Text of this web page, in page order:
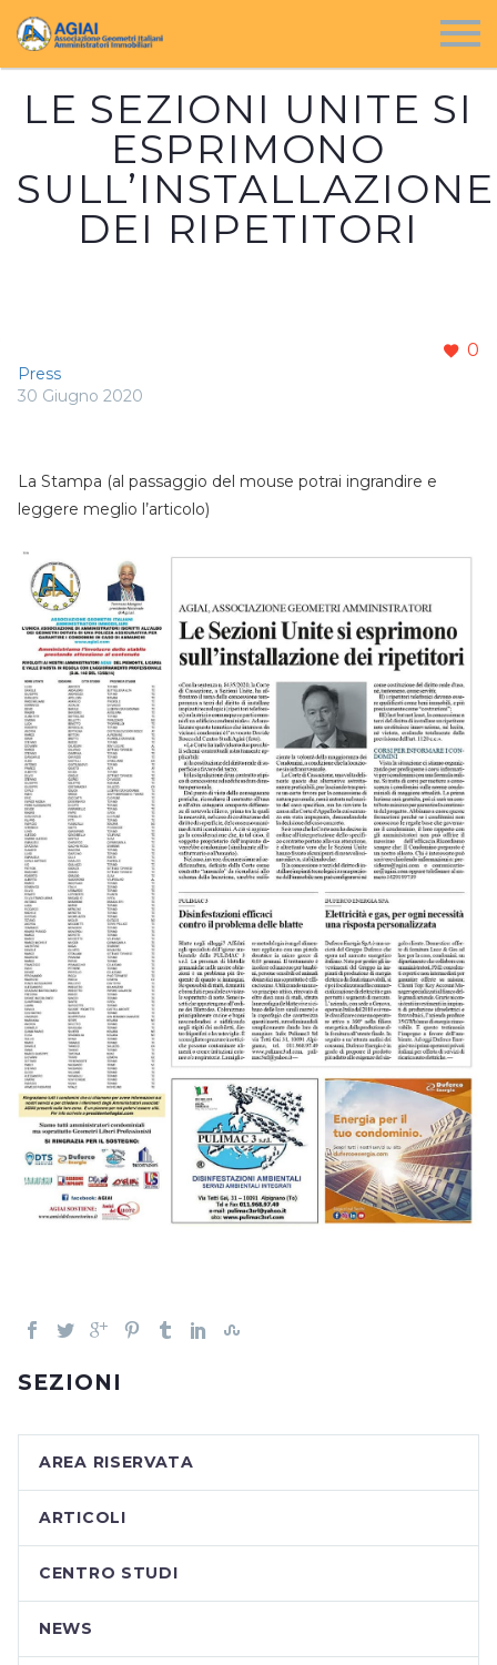
LE SEZIONI UNITE SI
ESPRIMONO
SULL’INSTALLAZIONE
DEI RIPETITORI
0
Press
30 Giugno 2020
La Stampa (al passaggio del mouse potrai ingrandire e
leggere meglio l’articolo)
SEZIONI
AREA RISERVATA
ARTICOLI
CENTRO STUDI
NEWS